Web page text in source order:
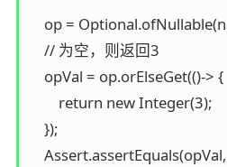
op =
    // 为空，则返回3
    opVal = op.orElseGet(()-> {
        return new Integer(3);
    });